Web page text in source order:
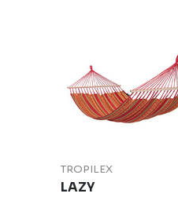
TROPILEX
LAZY